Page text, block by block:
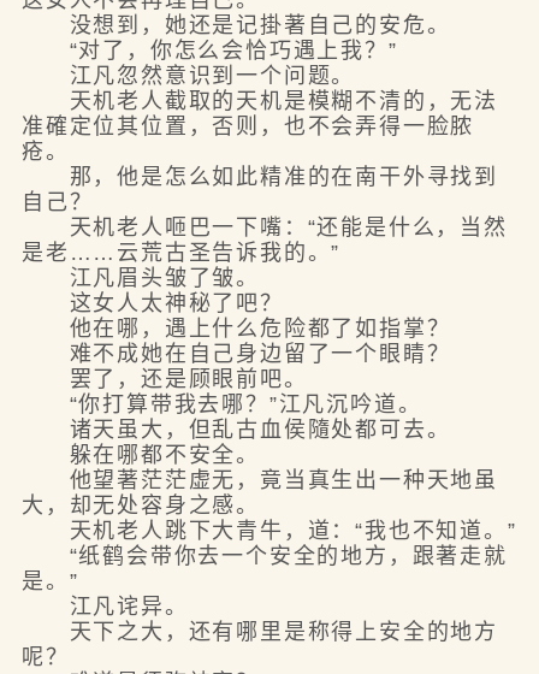
没想到，她还是记掛著自己的安危。
“对了，你怎么会恰巧遇上我？”
江凡忽然意识到一个问题。
天机老人截取的天机是模糊不清的，无法
准確定位其位置，否则，也不会弄得一脸脓
疮。
那，他是怎么如此精准的在南干外寻找到
自己？
天机老人咂巴一下嘴：“还能是什么，当然
是老……云荒古圣告诉我的。”
江凡眉头皱了皱。
这女人太神秘了吧？
他在哪，遇上什么危险都了如指掌？
难不成她在自己身边留了一个眼睛？
罢了，还是顾眼前吧。
“你打算带我去哪？”江凡沉吟道。
诸天虽大，但乱古血侯隨处都可去。
躲在哪都不安全。
他望著茫茫虚无，竟当真生出一种天地虽
大，却无处容身之感。
天机老人跳下大青牛，道：“我也不知道。”
“纸鹤会带你去一个安全的地方，跟著走就
是。”
江凡诧异。
天下之大，还有哪里是称得上安全的地方
呢？